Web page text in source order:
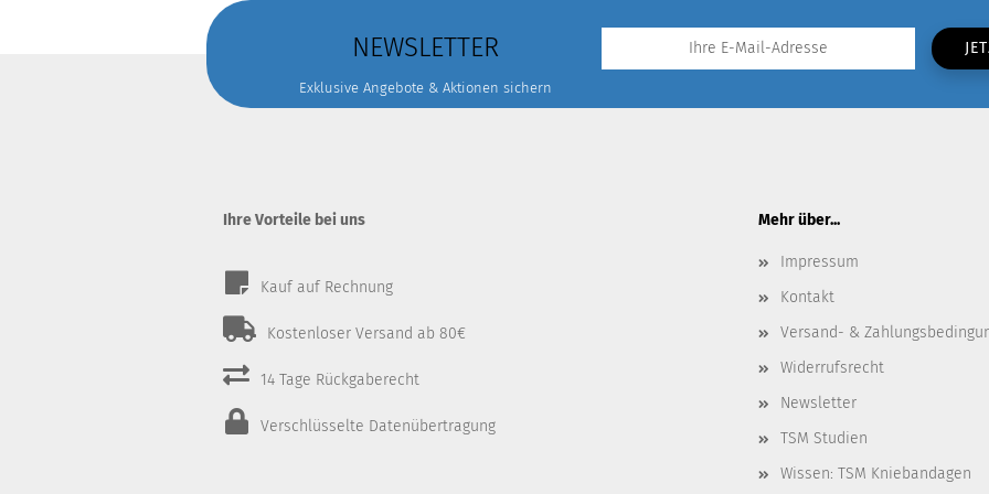
NEWSLETTER
Exklusive Angebote & Aktionen sichern
Ihre Vorteile bei uns
Kauf auf Rechnung
Kostenloser Versand ab 80€
14 Tage Rückgaberecht
Verschlüsselte Datenübertragung
Mehr über...
Impressum
Kontakt
Versand- &
Widerrufsrecht
Newsletter
TSM Studien
Wissen: TSM Kniebandagen